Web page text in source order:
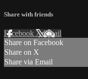
Share with friends
Facebook XEmail
Share on Facebook
Share on X
Share via Email